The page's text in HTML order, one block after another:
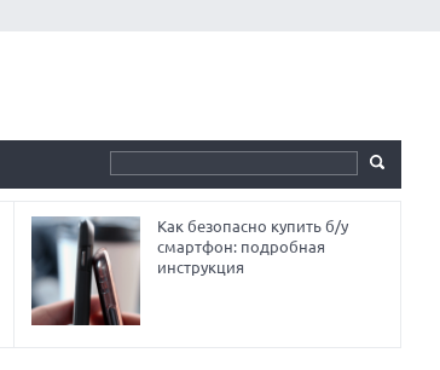
Как безопасно купить б/у
смартфон: подробная
инструкция